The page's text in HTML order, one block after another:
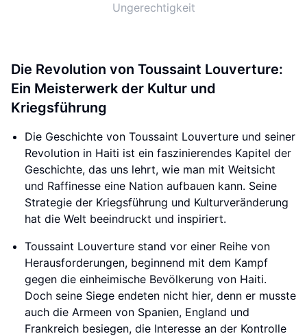
Ungerechtigkeit
Die Revolution von Toussaint Louverture:
Ein Meisterwerk der Kultur und
Kriegsführung
Die Geschichte von Toussaint Louverture und seiner
Revolution in Haiti ist ein faszinierendes Kapitel der
Geschichte, das uns lehrt, wie man mit Weitsicht
und Raffinesse eine Nation aufbauen kann. Seine
Strategie der Kriegsführung und Kulturveränderung
hat die Welt beeindruckt und inspiriert.
Toussaint Louverture stand vor einer Reihe von
Herausforderungen, beginnend mit dem Kampf
gegen die einheimische Bevölkerung von Haiti.
Doch seine Siege endeten nicht hier, denn er musste
auch die Armeen von Spanien, England und
Frankreich besiegen, die Interesse an der Kontrolle